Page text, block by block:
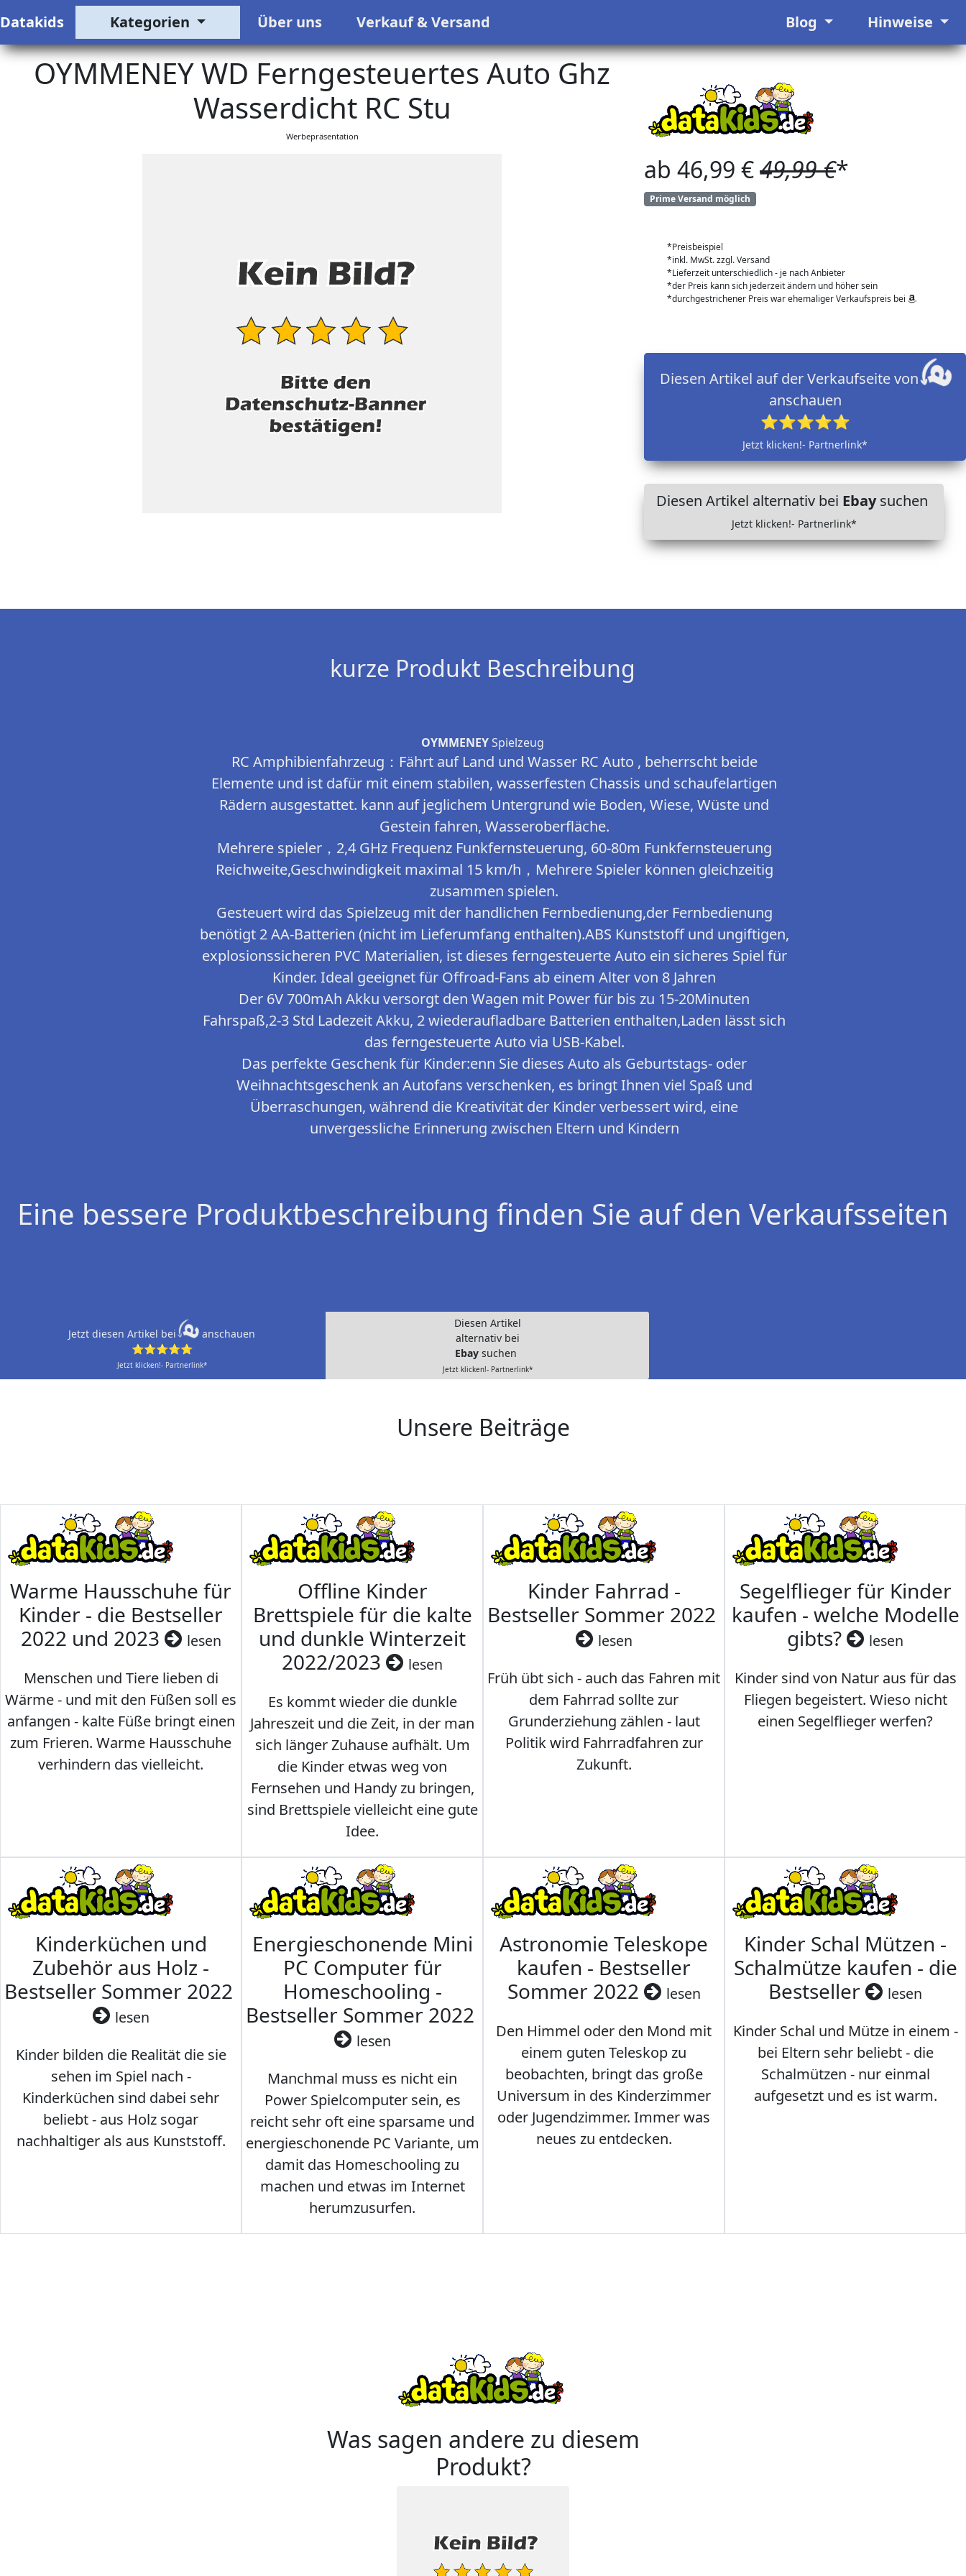
Datakids Kategorien Über uns Verkauf & Versand Blog Hinweise
OYMMENEY WD Ferngesteuertes Auto Ghz
Wasserdicht RC Stu
Werbepräsentation
ab 46,99 €49,99 €*
Prime Versand möglich
*Preisbeispiel
*inkl. MwSt. zzgl. Versand
*Lieferzeit unterschiedlich - je nach Anbieter
*der Preis kann sich jederzeit ändern und höher sein
*durchgestrichener Preis war ehemaliger Verkaufspreis bei
Diesen Artikel auf der Verkaufseite von
anschauen
⭐⭐⭐⭐⭐
Jetzt klicken!- Partnerlink*
Diesen Artikel alternativ bei Ebaysuchen
Jetzt klicken!- Partnerlink*
kurze Produkt Beschreibung
OYMMENEYSpielzeug
RC Amphibienfahrzeug：Fährt auf Land und Wasser RC Auto , beherrscht beide
Elemente und ist dafür mit einem stabilen, wasserfesten Chassis und schaufelartigen
Rädern ausgestattet. kann auf jeglichem Untergrund wie Boden, Wiese, Wüste und
Gestein fahren, Wasseroberfläche.
Mehrere spieler，2,4 GHz Frequenz Funkfernsteuerung, 60-80m Funkfernsteuerung
Reichweite,Geschwindigkeit maximal 15 km/h，Mehrere Spieler können gleichzeitig
zusammen spielen.
Gesteuert wird das Spielzeug mit der handlichen Fernbedienung,der Fernbedienung
benötigt 2 AA-Batterien (nicht im Lieferumfang enthalten).ABS Kunststoff und ungiftigen,
explosionssicheren PVC Materialien, ist dieses ferngesteuerte Auto ein sicheres Spiel für
Kinder. Ideal geeignet für Offroad-Fans ab einem Alter von 8 Jahren
Der 6V 700mAh Akku versorgt den Wagen mit Power für bis zu 15-20Minuten
Fahrspaß,2-3 Std Ladezeit Akku, 2 wiederaufladbare Batterien enthalten,Laden lässt sich
das ferngesteuerte Auto via USB-Kabel.
Das perfekte Geschenk für Kinder:enn Sie dieses Auto als Geburtstags- oder
Weihnachtsgeschenk an Autofans verschenken, es bringt Ihnen viel Spaß und
Überraschungen, während die Kreativität der Kinder verbessert wird, eine
unvergessliche Erinnerung zwischen Eltern und Kindern
Eine bessere Produktbeschreibung finden Sie auf den Verkaufsseiten
Jetzt diesen Artikel bei
anschauen
⭐⭐⭐⭐⭐
Jetzt klicken!- Partnerlink*
Diesen Artikel
alternativ bei
Ebay suchen
Jetzt klicken!- Partnerlink*
Unsere Beiträge
Warme Hausschuhe für
Kinder - die Bestseller
2022 und 2023
lesen
Menschen und Tiere lieben di
Wärme - und mit den Füßen soll es
anfangen - kalte Füße bringt einen
zum Frieren. Warme Hausschuhe
verhindern das vielleicht.
Offline Kinder
Brettspiele für die kalte
und dunkle Winterzeit
2022/2023
lesen
Es kommt wieder die dunkle
Jahreszeit und die Zeit, in der man
sich länger Zuhause aufhält. Um
die Kinder etwas weg von
Fernsehen und Handy zu bringen,
sind Brettspiele vielleicht eine gute
Idee.
Kinder Fahrrad -
Bestseller Sommer 2022
lesen
Früh übt sich - auch das Fahren mit
dem Fahrrad sollte zur
Grunderziehung zählen - laut
Politik wird Fahrradfahren zur
Zukunft.
Segelflieger für Kinder
kaufen - welche Modelle
gibts?
lesen
Kinder sind von Natur aus für das
Fliegen begeistert. Wieso nicht
einen Segelflieger werfen?
Kinderküchen und
Zubehör aus Holz -
Bestseller Sommer 2022
lesen
Kinder bilden die Realität die sie
sehen im Spiel nach -
Kinderküchen sind dabei sehr
beliebt - aus Holz sogar
nachhaltiger als aus Kunststoff.
Energieschonende Mini
PC Computer für
Homeschooling -
Bestseller Sommer 2022
lesen
Manchmal muss es nicht ein
Power Spielcomputer sein, es
reicht sehr oft eine sparsame und
energieschonende PC Variante, um
damit das Homeschooling zu
machen und etwas im Internet
herumzusurfen.
Astronomie Teleskope
kaufen - Bestseller
Sommer 2022
lesen
Den Himmel oder den Mond mit
einem guten Teleskop zu
beobachten, bringt das große
Universum in des Kinderzimmer
oder Jugendzimmer. Immer was
neues zu entdecken.
Kinder Schal Mützen -
Schalmütze kaufen - die
Bestseller
lesen
Kinder Schal und Mütze in einem -
bei Eltern sehr beliebt - die
Schalmützen - nur einmal
aufgesetzt und es ist warm.
Was sagen andere zu diesem
Produkt?